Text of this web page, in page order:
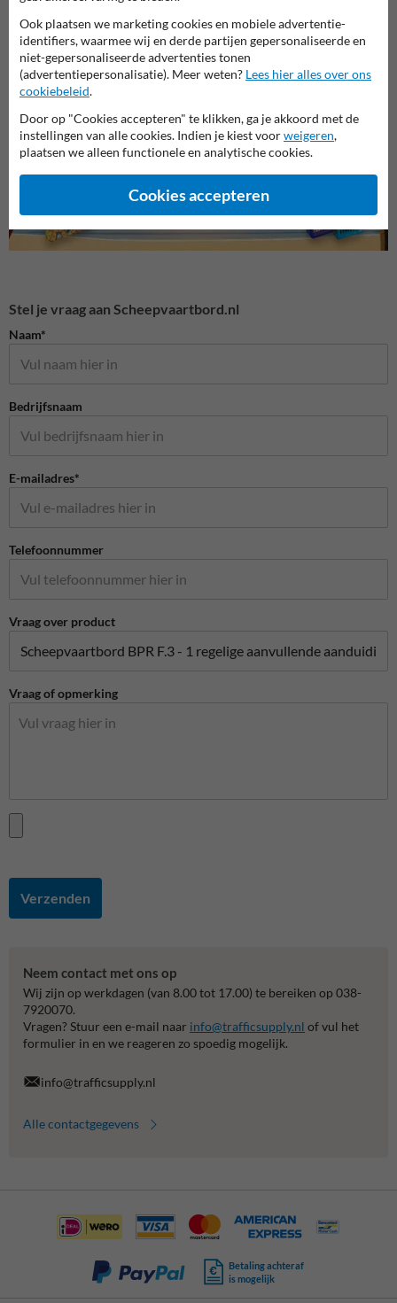
F serie - Bijkomende tekens A serie - Verbodstekens B
Scheepvaartborden BPR
Stel je vraag aan Scheepvaartbord.nl
Naam*
Bedrijfsnaam
E-mailadres*
Telefoonnummer
Vraag over product
Vraag of opmerking
Verzenden
Neem contact met ons op
Wij zijn op werkdagen (van 8.00 tot 17.00) te bereiken op 038-
7920070.
Vragen? Stuur een e-mail naar info@trafficsupply.nl of vul het
formulier in en we reageren zo spoedig mogelijk.
info@trafficsupply.nl
Alle contactgegevens
Betaling achteraf
is mogelijk
Ook plaatsen we marketing cookies en mobiele advertentie-
identifiers, waarmee wij en derde partijen gepersonaliseerde en
niet-gepersonaliseerde advertenties tonen
(advertentiepersonalisatie). Meer weten? Lees hier alles over ons
cookiebeleid.
Door op "Cookies accepteren" te klikken, ga je akkoord met de
instellingen van alle cookies. Indien je kiest voorweigeren,
plaatsen we alleen functionele en analytische cookies.
Cookies accepteren